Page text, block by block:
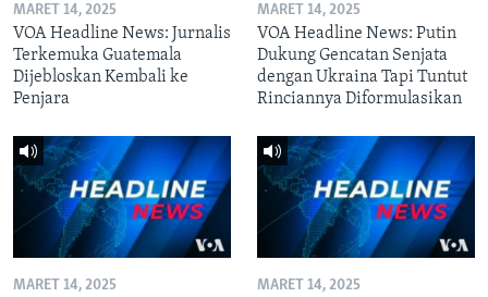
MARET 14, 2025
VOA Headline News: Jurnalis
Terkemuka Guatemala
Dijebloskan Kembali ke
Penjara
MARET 14, 2025
VOA Headline News: Putin
Dukung Gencatan Senjata
dengan Ukraina Tapi Tuntut
Rinciannya Diformulasikan
MARET 14, 2025 MARET 14, 2025